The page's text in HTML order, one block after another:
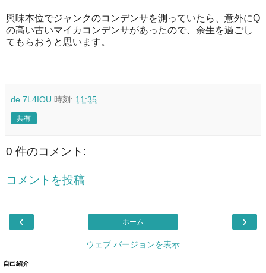
興味本位でジャンクのコンデンサを測っていたら、意外にQ
の高い古いマイカコンデンサがあったので、余生を過ごし
てもらおうと思います。
de 7L4IOU 時刻: 11:35
共有
0 件のコメント:
コメントを投稿
‹ ›
ホーム
ウェブ バージョンを表示
自己紹介